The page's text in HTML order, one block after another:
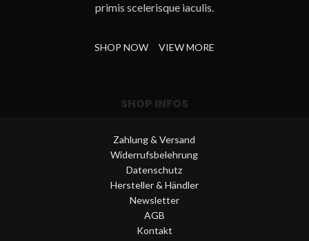
primis scelerisque iaculis.
SHOP NOW VIEW MORE
SHOP INFOS
Zahlung & Versand
Widerrufsbelehrung
Datenschutz
Hersteller & Händler
Newsletter
AGB
Kontakt